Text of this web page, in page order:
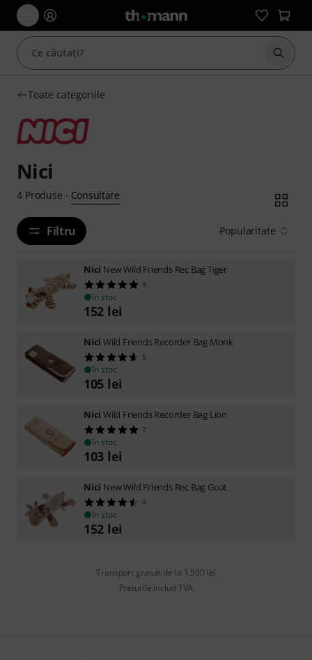
Toate categoriile
Nici
4 Produse · Consultare
Filtru Popularitate
Nici New Wild Friends Rec Bag Tiger
4
în stoc
152 lei
Nici Wild Friends Recorder Bag Monk
5
în stoc
105 lei
Nici Wild Friends Recorder Bag Lion
7
în stoc
103 lei
Nici New Wild Friends Rec Bag Goat
4
în stoc
152 lei
Transport gratuit de la 1.500 lei
Preturile includ TVA